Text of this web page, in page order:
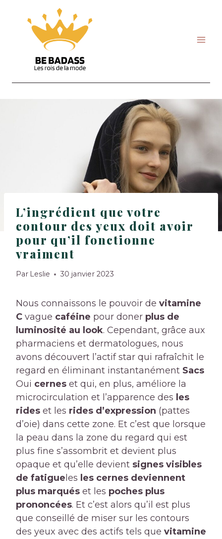
content
L’ingrédient que votre
contour des yeux doit avoir
pour qu’il fonctionne
vraiment
Par Leslie 30 janvier 2023
Nous connaissons le pouvoir de vitamine
C vague caféine pour doner plus de
luminosité au look. Cependant, grâce aux
pharmaciens et dermatologues, nous
avons découvert l’actif star qui rafraîchit le
regard en éliminant instantanément Sacs
Oui cernes et qui, en plus, améliore la
microcirculation et l’apparence des les
rides et les rides d’expression (pattes
d’oie) dans cette zone. Et c’est que lorsque
la peau dans la zone du regard qui est
plus fine s’assombrit et devient plus
opaque et qu’elle devient signes visibles
de fatigue les les cernes deviennent
plus marqués et les poches plus
prononcées. Et c’est alors qu’il est plus
que conseillé de miser sur les contours
des yeux avec des actifs tels que vitamine